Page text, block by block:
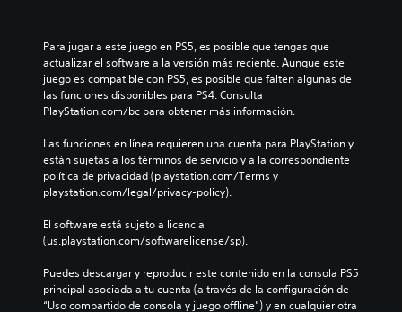
Para jugar a este juego en PS5, es posible que tengas que
actualizar el software a la versión más reciente. Aunque este
juego es compatible con PS5, es posible que falten algunas de
las funciones disponibles para PS4. Consulta
PlayStation.com/bc para obtener más información.
Las funciones en línea requieren una cuenta para PlayStation y
están sujetas a los términos de servicio y a la correspondiente
política de privacidad (playstation.com/Terms y
playstation.com/legal/privacy-policy).
El software está sujeto a licencia
(us.playstation.com/softwarelicense/sp).
Puedes descargar y reproducir este contenido en la consola PS5
principal asociada a tu cuenta (a través de la configuración de
“Uso compartido de consola y juego offline”) y en cualquier otra